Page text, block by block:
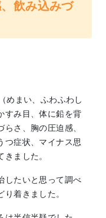
飲み込みづ
めまい、ふわふわし
すみ目、体に鉛を背
さ、胸の圧迫感、
つ症状、マイナス思
ました。
したいと思って調べ
着きました。